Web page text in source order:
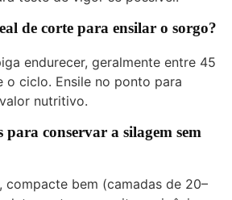
de corte para ensilar o sorgo?
endurecer, geralmente entre 45
o ciclo. Ensile no ponto para
nutritivo.
para conservar a silagem sem
compacte bem (camadas de 20–